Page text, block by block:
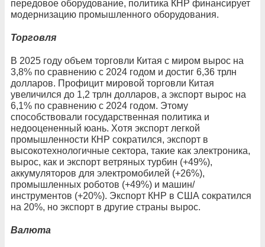
передовое оборудование, политика КНР финансирует
модернизацию промышленного оборудования.
Торговля
В 2025 году объем торговли Китая с миром вырос на
3,8% по сравнению с 2024 годом и достиг 6,36 трлн
долларов. Профицит мировой торговли Китая
увеличился до 1,2 трлн долларов, а экспорт вырос на
6,1% по сравнению с 2024 годом. Этому
способствовали государственная политика и
недооцененный юань. Хотя экспорт легкой
промышленности КНР сократился, экспорт в
высокотехнологичные сектора, такие как электроника,
вырос, как и экспорт ветряных турбин (+49%),
аккумуляторов для электромобилей (+26%),
промышленных роботов (+49%) и машин/
инструментов (+20%). Экспорт КНР в США сократился
на 20%, но экспорт в другие страны вырос.
Валюта